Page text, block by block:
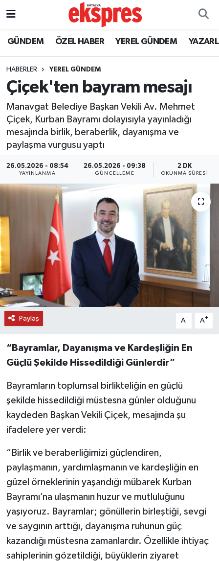
GÜNDEM ÖZEL HABER YEREL GÜNDEM
HABERLER YEREL GÜNDEM
Çiçek'ten bayram mesajı
Manavgat Belediye Başkan Vekili Av. Mehmet
Çiçek, Kurban Bayramı dolayısıyla yayınladığı
mesajında birlik, beraberlik, dayanışma ve
paylaşma vurgusu yaptı
26.05.2026 - 08:54
YAYINLANMA
26.05.2026 - 09:38
GÜNCELLEME
2 DK
OKUNMA SÜRESI
Paylaş A- A+
“Bayramlar, Dayanışma ve Kardeşliğin En
Güçlü Şekilde Hissedildiği Günlerdir”
Bayramların toplumsal birlikteliğin en güçlü
şekilde hissedildiği müstesna günler olduğunu
kaydeden Başkan Vekili Çiçek, mesajında şu
ifadelere yer verdi:
“Birlik ve beraberliğimizi güçlendiren,
paylaşmanın, yardımlaşmanın ve kardeşliğin en
güzel örneklerinin yaşandığı mübarek Kurban
Bayramı’na ulaşmanın huzur ve mutluluğunu
yaşıyoruz. Bayramlar; gönüllerin birleştiği, sevgi
ve saygının arttığı, dayanışma ruhunun güç
kazandığı müstesna zamanlardır. Özellikle ihtiyaç
sahiplerinin gözetildiği, büyüklerin ziyaret
ÖZEL HABER
YEREL GÜNDEM
EKONOMİ
KÜLTÜR - SANAT
SPOR
SİYASET
SAĞLIK
DÜNYA
EĞİTİM
TURİZM
RÖPORTAJ
YAZARLAR
RESMİ İLAN
MAGAZİN
Nöbetçi Eczaneler
Trafik Durumu
Süper Lig Puan Durumu ve Fikstür
Tüm Manşetler
Son Dakika Haberleri
Haber Arşivi